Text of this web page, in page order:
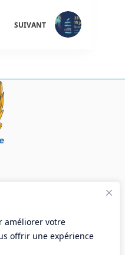
améliorer votre
offrir une expérience
SUIVANT
34140 Mèze
30